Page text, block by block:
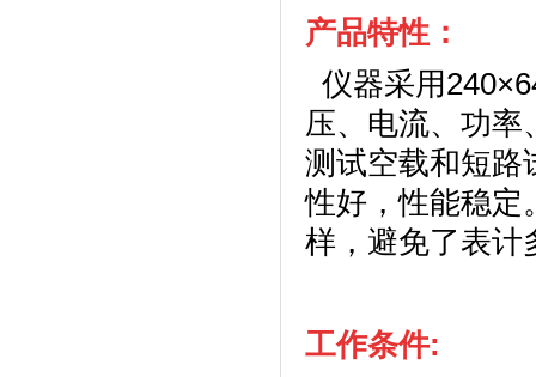
产品特性：
仪器采用240×
压、电流、功率
测试空载和短路
性好，性能稳定
样，避免了表计
工作条件: